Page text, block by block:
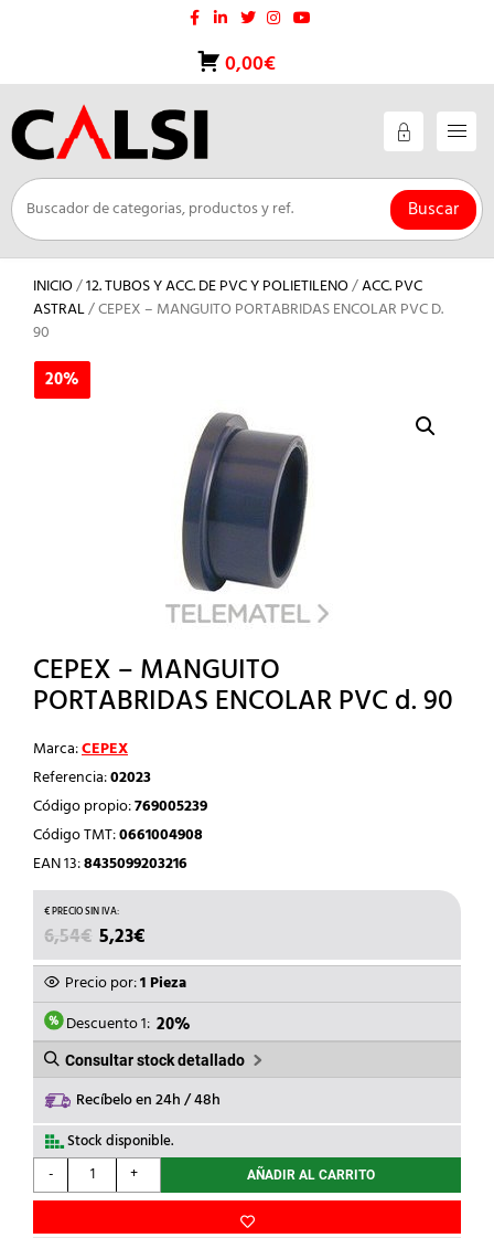
0,00€
Buscar
INICIO/12. TUBOS Y ACC. DE PVC Y POLIETILENO/ACC. PVC
ASTRAL/ CEPEX – MANGUITO PORTABRIDAS ENCOLAR PVC D.
90
20%
CEPEX – MANGUITO
PORTABRIDAS ENCOLAR PVC d. 90
Marca:CEPEX
Referencia:02023
Código propio:769005239
Código TMT:0661004908
EAN 13:8435099203216
6,54€ EL
PRECIO
ORIGINAL
ERA:
6,54€.
5,23€
PRECIO
ACTUAL
ES:
5,23€.
Precio por:1 Pieza
Descuento 1: 20%
Consultar stock detallado
Recíbelo en 24h / 48h
Stock disponible.
-
CEPEX
-
+ AÑADIR AL CARRITO
20%